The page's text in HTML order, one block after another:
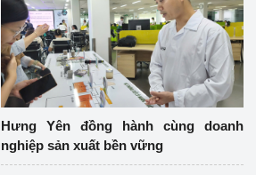
Hưng Yên đồng hành cùng doanh
nghiệp sản xuất bền vững